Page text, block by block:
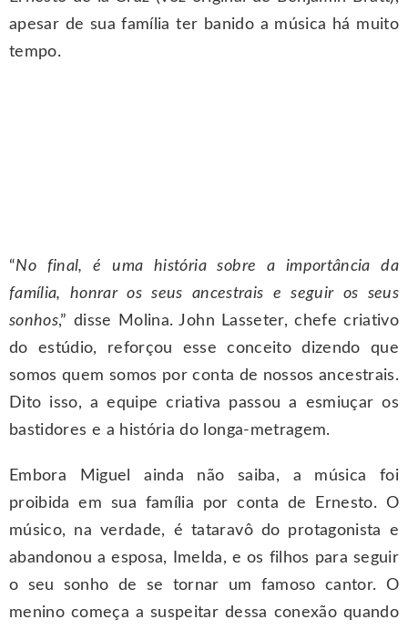
apesar de sua família ter banido a música há muito
tempo.
“No final, é uma história sobre a importância da
família, honrar os seus ancestrais e seguir os seus
sonhos,” disse Molina. John Lasseter, chefe criativo
do estúdio, reforçou esse conceito dizendo que
somos quem somos por conta de nossos ancestrais.
Dito isso, a equipe criativa passou a esmiuçar os
bastidores e a história do longa-metragem.
Embora Miguel ainda não saiba, a música foi
proibida em sua família por conta de Ernesto. O
músico, na verdade, é tataravô do protagonista e
abandonou a esposa, Imelda, e os filhos para seguir
o seu sonho de se tornar um famoso cantor. O
menino começa a suspeitar dessa conexão quando